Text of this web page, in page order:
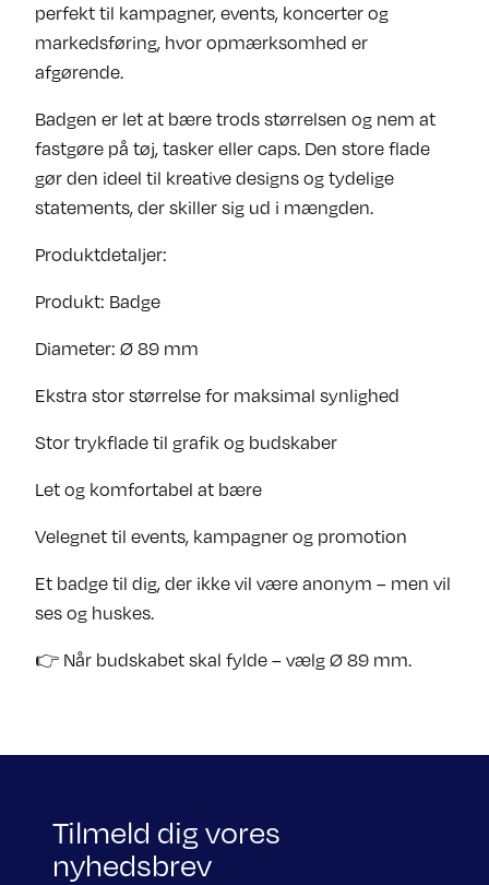
perfekt til kampagner, events, koncerter og
markedsføring, hvor opmærksomhed er
afgørende.
Badgen er let at bære trods størrelsen og nem at
fastgøre på tøj, tasker eller caps. Den store flade
gør den ideel til kreative designs og tydelige
statements, der skiller sig ud i mængden.
Produktdetaljer:
Produkt: Badge
Diameter: Ø 89 mm
Ekstra stor størrelse for maksimal synlighed
Stor trykflade til grafik og budskaber
Let og komfortabel at bære
Velegnet til events, kampagner og promotion
Et badge til dig, der ikke vil være anonym – men vil
ses og huskes.
👉 Når budskabet skal fylde – vælg Ø 89 mm.
Tilmeld dig vores
nyhedsbrev